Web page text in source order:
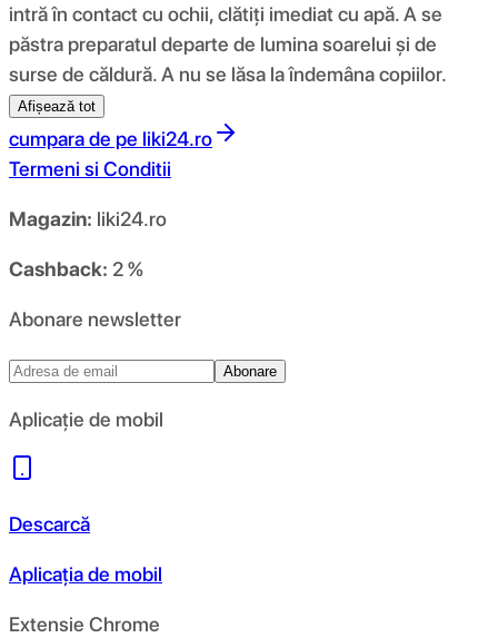
intră în contact cu ochii, clătiți imediat cu apă. A se
păstra preparatul departe de lumina soarelui și de
surse de căldură. A nu se lăsa la îndemâna copiilor.
Afișează tot
cumpara de pe liki24.ro
Termeni si Conditii
Magazin: liki24.ro
Cashback: 2 %
Abonare newsletter
Abonare
Aplicație de mobil
Descarcă
Aplicația de mobil
Extensie Chrome